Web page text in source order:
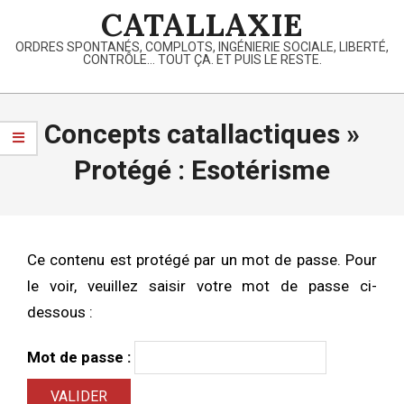
content
CATALLAXIE
ORDRES SPONTANÉS, COMPLOTS, INGÉNIERIE SOCIALE, LIBERTÉ,
CONTRÔLE… TOUT ÇA. ET PUIS LE RESTE.
Primary
Menu
Concepts catallactiques »
Protégé : Esotérisme
Ce contenu est protégé par un mot de passe. Pour
le voir, veuillez saisir votre mot de passe ci-
dessous :
Mot de passe :